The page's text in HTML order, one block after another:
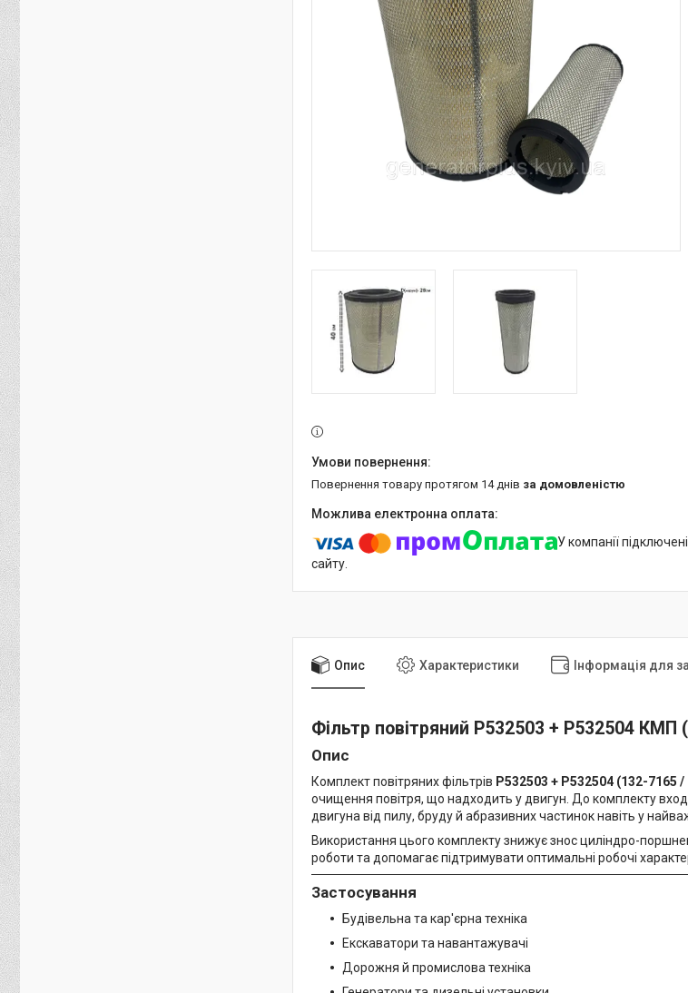
повернення товару протягом 14 днів за домовленістю
У компанії
сайту.
Опис Характеристики Інформація для
Фільтр повітряний P532503 + P532504
Опис
Комплект повітряних фільтрів P532503 + P532504 (132-7165
очищення повітря, що надходить у двигун. До комплекту
двигуна від пилу, бруду й абразивних частинок навіть у
Використання цього комплекту знижує знос циліндро-
роботи та допомагає підтримувати оптимальні робочі
Застосування
Будівельна та кар'єрна техніка
Екскаватори та навантажувачі
Дорожня й промислова техніка